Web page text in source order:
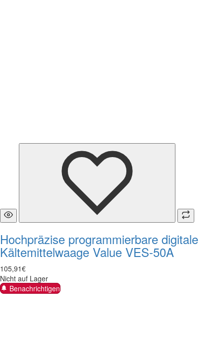
Hochpräzise programmierbare digitale
Kältemittelwaage Value VES-50A
105,91€
Nicht auf Lager
Benachrichtigen